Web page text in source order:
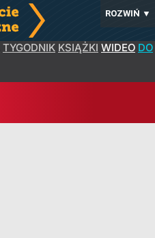
ROZWIŃ ▼
TYGODNIK KSIĄŻKI WIDEO DO